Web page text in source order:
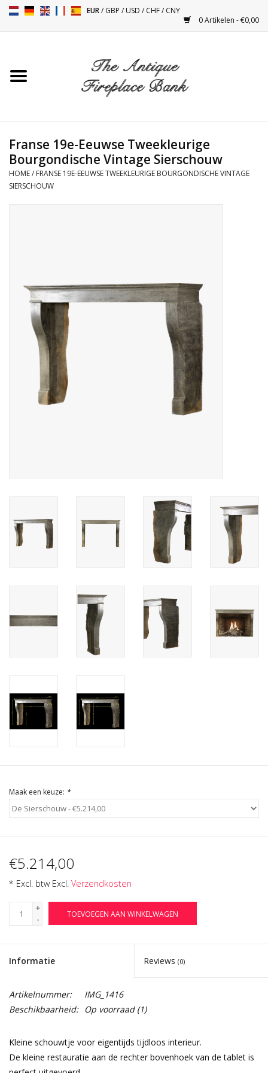
EUR/GBP /USD /CHF/CNY
0 Artikelen - €0,00
Toebehoren
Kacheltjes
Decoratieve Outdoor
Objecten
Vloeren - Steen, Terra Cotta
& Marmer
Login
Franse 19e-Eeuwse Tweekleurige
Bourgondische Vintage Sierschouw
HOME/ FRANSE 19E-EEUWSE TWEEKLEURIGE BOURGONDISCHE VINTAGE
SIERSCHOUW
Maak een keuze: *
€5.214,00
* Excl. btw Excl. Verzendkosten
+
-
TOEVOEGEN AAN WINKELWAGEN
Informatie Reviews (0)
Artikelnummer:
IMG_1416
Beschikbaarheid: Op voorraad(1)
Kleine schouwtje voor eigentijds tijdloos interieur.
De kleine restauratie aan de rechter bovenhoek van de tablet is